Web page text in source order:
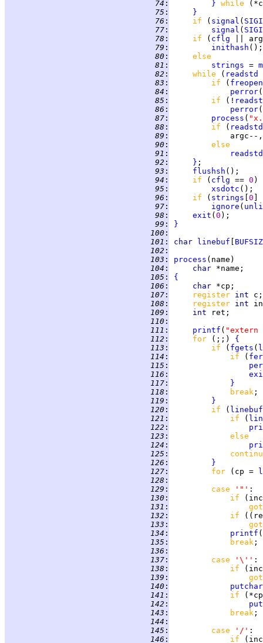
  74
: } while
  75
:
}
  76
: if ( signal (
  77
: signal (
  78
: if ( cflg ||
  79
:
inithash
  80
:
else
  81
: strings =
  82
: while ( readstd
  83
: if ( freopen
  84
: perror(
  85
: if (!
  86
: perror
  87
: process (
  88
: if ( readstd
  89
:
  90
:
else
  91
:
readstd
  92
: }
  93
: flushsh
  94
: if ( cflg == 0
  95
: xsdotc
  96
: if ( strings 0
  97
: ignore (
  98
: exit ( 0
  99
:
}
100 :
101 : char linebuf
BUFSIZ
102 :
103 : process
104 : char
105 :
{
106 : char
107 : register int
108 : register int
109 : int
110 :
111 : printf (
112 : for (;;) {
113 : if ( fgets (
114 : if (
115 :
116 :
117 :
}
118 : break
119 :
}
120 : if ( linebuf
121 : if (
122 :
123 :
else
124 :
125 :
126 :
}
127 : for (cp =
128 :
129 : case '"'
130 :
if
131 :
132 : if
133 :
134 : printf (
135 : break
136 :
137 : case '\''
138 :
if
139 :
140 :
putchar
141 :
if
142 :
143 : break
144 :
145 : case '/'
146 : if